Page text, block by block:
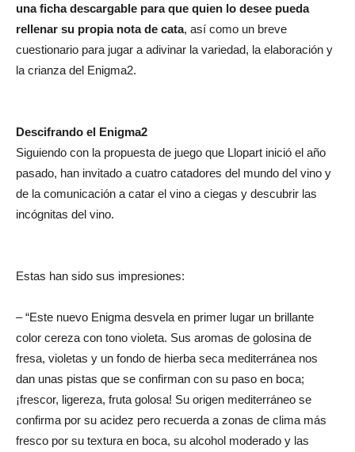
una ficha descargable para que quien lo desee pueda
rellenar su propia nota de cata, así como un breve
cuestionario para jugar a adivinar la variedad, la elaboración y
la crianza del Enigma2.
Descifrando el Enigma2
Siguiendo con la propuesta de juego que Llopart inició el año
pasado, han invitado a cuatro catadores del mundo del vino y
de la comunicación a catar el vino a ciegas y descubrir las
incógnitas del vino.
Estas han sido sus impresiones:
– “Este nuevo Enigma desvela en primer lugar un brillante
color cereza con tono violeta. Sus aromas de golosina de
fresa, violetas y un fondo de hierba seca mediterránea nos
dan unas pistas que se confirman con su paso en boca;
¡frescor, ligereza, fruta golosa! Su origen mediterráneo se
confirma por su acidez pero recuerda a zonas de clima más
fresco por su textura en boca, su alcohol moderado y las